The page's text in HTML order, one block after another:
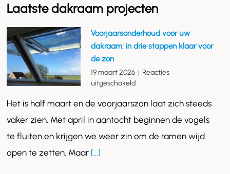
Laatste dakraam projecten
Voorjaarsonderhoud voor uw
dakraam: in drie stappen klaar voor
de zon
19 maart 2026 | Reacties
uitgeschakeld
voor
dakraam:
in
Het is half maart en de voorjaarszon laat zich steeds
vaker zien. Met april in aantocht beginnen de vogels
te fluiten en krijgen we weer zin om de ramen wijd
open te zetten. Maar [...]